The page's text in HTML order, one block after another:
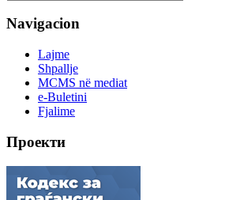
Navigacion
Lajme
Shpallje
MCMS në mediat
e-Buletini
Fjalime
Проекти